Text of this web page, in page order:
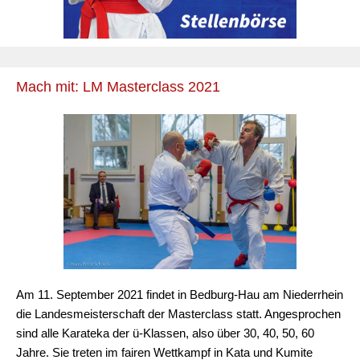
Mach mit: LM Masterclass 2021
Am 11. September 2021 findet in Bedburg-Hau am Niederrhein
die Landesmeisterschaft der Masterclass statt. Angesprochen
sind alle Karateka der ü-Klassen, also über 30, 40, 50, 60
Jahre. Sie treten im fairen Wettkampf in Kata und Kumite